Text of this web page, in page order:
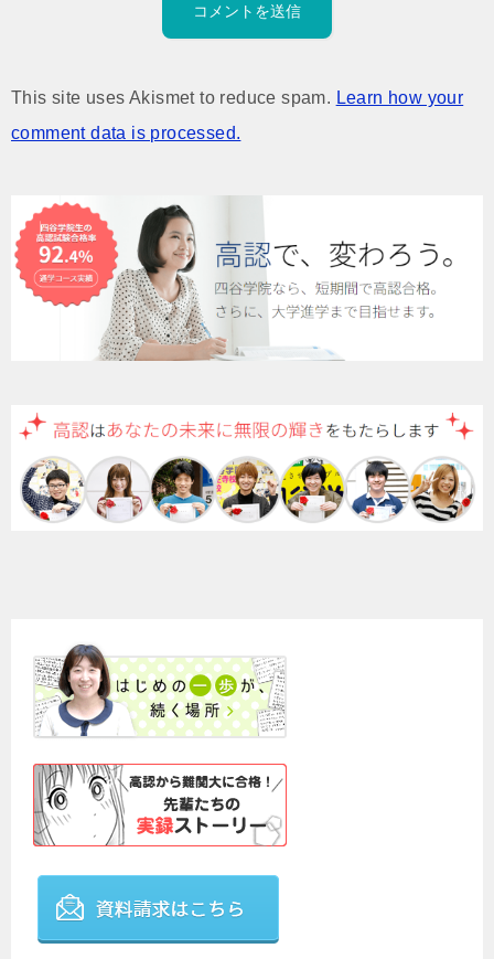
This site uses Akismet to reduce spam. Learn how your
comment data is processed.